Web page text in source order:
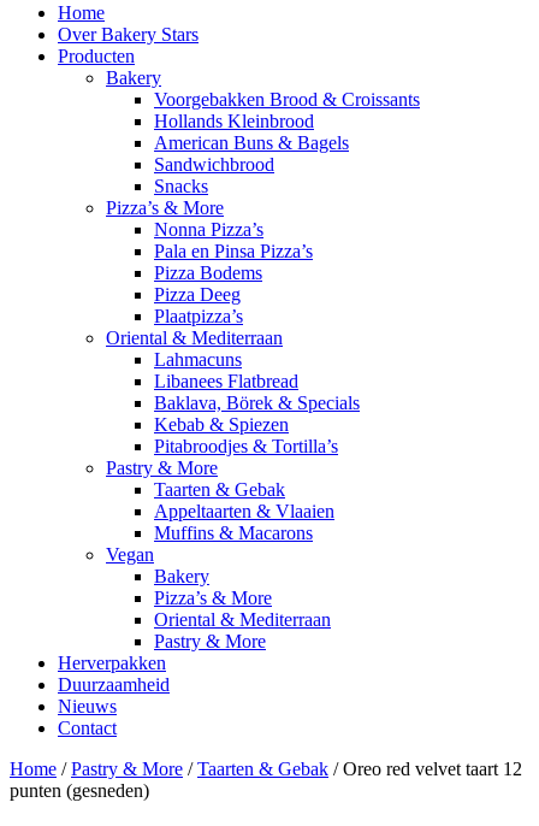
Home
Over Bakery Stars
Producten
Bakery
Voorgebakken Brood & Croissants
Hollands Kleinbrood
American Buns & Bagels
Sandwichbrood
Snacks
Pizza’s & More
Nonna Pizza’s
Pala en Pinsa Pizza’s
Pizza Bodems
Pizza Deeg
Plaatpizza’s
Oriental & Mediterraan
Lahmacuns
Libanees Flatbread
Baklava, Börek & Specials
Kebab & Spiezen
Pitabroodjes & Tortilla’s
Pastry & More
Taarten & Gebak
Appeltaarten & Vlaaien
Muffins & Macarons
Vegan
Bakery
Pizza’s & More
Oriental & Mediterraan
Pastry & More
Herverpakken
Duurzaamheid
Nieuws
Contact
Home /Pastry & More /Taarten & Gebak / Oreo red velvet taart 12
punten (gesneden)